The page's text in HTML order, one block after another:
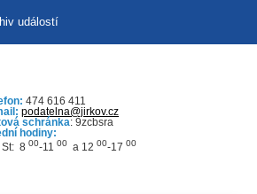
událostí
474 616 411
podatelna@jirkov.cz
schránka: 9zcbsra
hodiny:
St: 8 00-11 00 a 12 00-17 00